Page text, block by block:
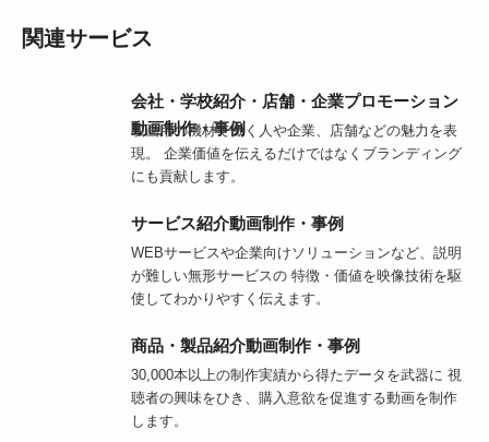
関連サービス
会社・学校紹介・店舗・企業プロモーション
動画制作・事例
映画用の機材で働く人や企業、店舗などの魅力を表
現。 企業価値を伝えるだけではなくブランディング
にも貢献します。
サービス紹介動画制作・事例
WEBサービスや企業向けソリューションなど、説明
が難しい無形サービスの 特徴・価値を映像技術を駆
使してわかりやすく伝えます。
商品・製品紹介動画制作・事例
30,000本以上の制作実績から得たデータを武器に 視
聴者の興味をひき、購入意欲を促進する動画を制作
します。